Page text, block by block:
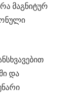
მაგნიტურ
და